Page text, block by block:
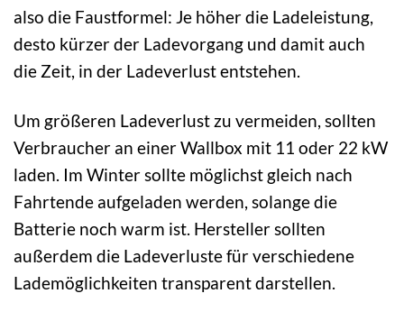
also die Faustformel: Je höher die Ladeleistung,
desto kürzer der Ladevorgang und damit auch
die Zeit, in der Ladeverlust entstehen.
Um größeren Ladeverlust zu vermeiden, sollten
Verbraucher an einer Wallbox mit 11 oder 22 kW
laden. Im Winter sollte möglichst gleich nach
Fahrtende aufgeladen werden, solange die
Batterie noch warm ist. Hersteller sollten
außerdem die Ladeverluste für verschiedene
Lademöglichkeiten transparent darstellen.